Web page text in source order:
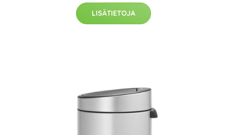
LISÄTIETOJA